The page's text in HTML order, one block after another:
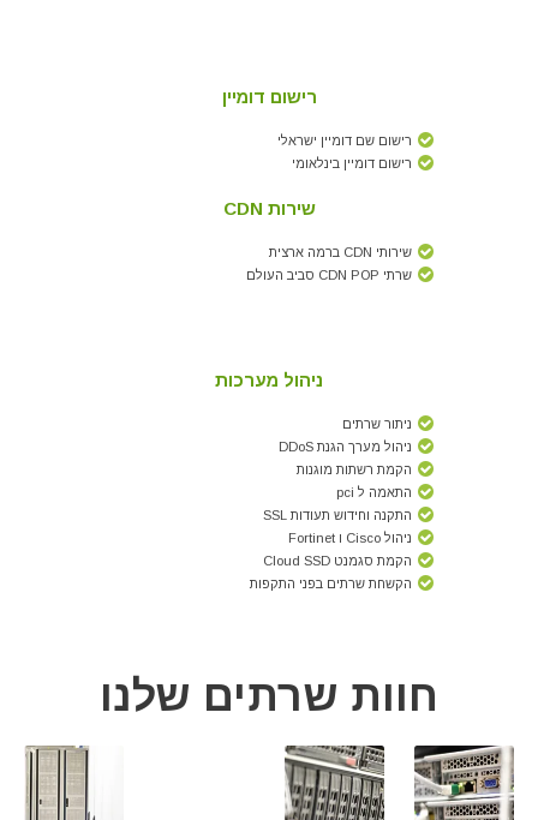
רישום דומיין
רישום שם דומיין ישראלי
רישום דומיין בינלאומי
שירות CDN
שירותי CDN ברמה ארצית
שרתי CDN POP סביב העולם
ניהול מערכות
ניתור שרתים
ניהול מערך הגנת DDoS
הקמת רשתות מוגנות
התאמה ל pci
התקנה וחידוש תעודות SSL
ניהול Cisco ו Fortinet
הקמת סגמנט Cloud SSD
הקשחת שרתים בפני התקפות
חוות שרתים שלנו